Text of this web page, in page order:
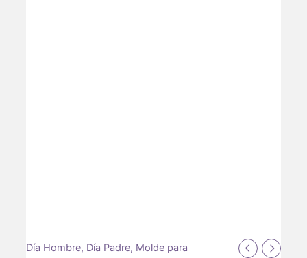
Día Hombre, Día Padre, Molde para
Molde